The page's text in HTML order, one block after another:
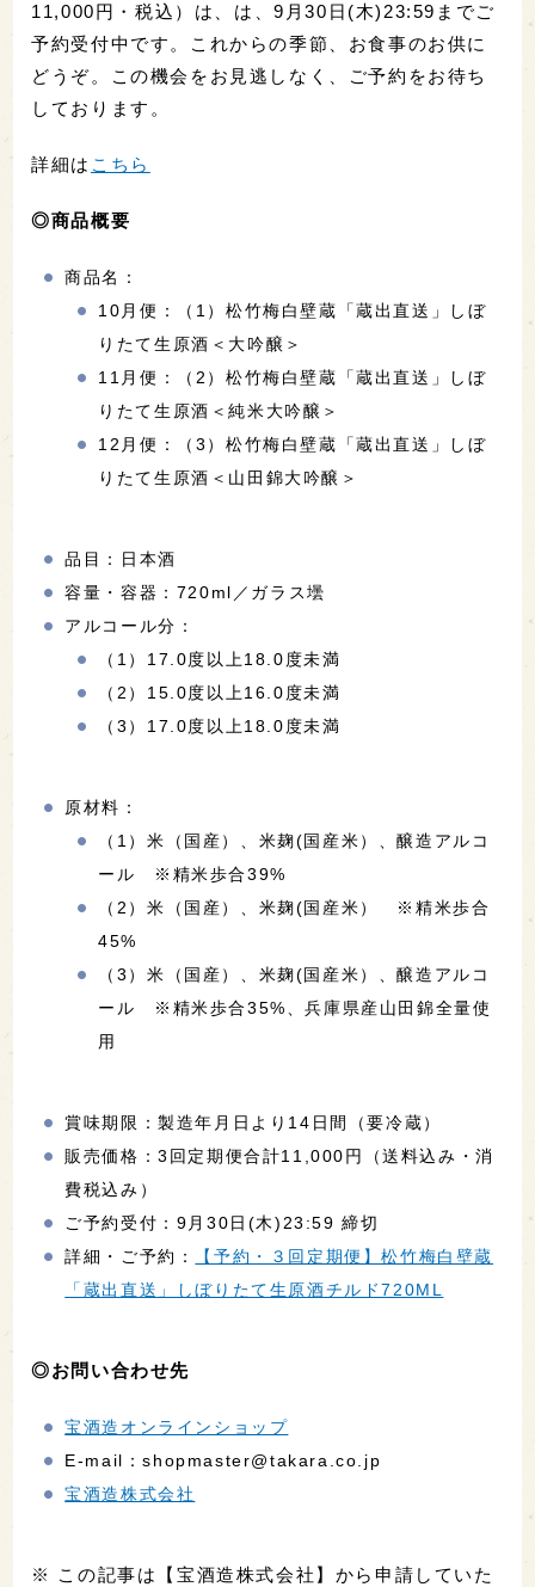
11,000円・税込）は、は、9月30日(木)23:59までご
予約受付中です。これからの季節、お食事のお供に
どうぞ。この機会をお見逃しなく、ご予約をお待ち
しております。
詳細は こちら
◎商品概要
商品名：
10月便：（1）松竹梅白壁蔵「蔵出直送」しぼ
りたて生原酒＜大吟醸＞
11月便：（2）松竹梅白壁蔵「蔵出直送」しぼ
りたて生原酒＜純米大吟醸＞
12月便：（3）松竹梅白壁蔵「蔵出直送」しぼ
りたて生原酒＜山田錦大吟醸＞
品目：日本酒
容量・容器：720ml／ガラス壜
アルコール分：
（1）17.0度以上18.0度未満
（2）15.0度以上16.0度未満
（3）17.0度以上18.0度未満
原材料：
（1）米（国産）、米麹(国産米）、醸造アルコ
ール ※精米歩合39%
（2）米（国産）、米麹(国産米） ※精米歩合
45%
（3）米（国産）、米麹(国産米）、醸造アルコ
ール ※精米歩合35%、兵庫県産山田錦全量使
用
賞味期限：製造年月日より14日間（要冷蔵）
販売価格：3回定期便合計11,000円（送料込み・消
費税込み）
ご予約受付：9月30日(木)23:59 締切
詳細・ご予約：
【予約・３回定期便】松竹梅白壁蔵
「蔵出直送」しぼりたて生原酒チルド720ML
◎お問い合わせ先
宝酒造オンラインショップ
E-mail：shopmaster@takara.co.jp
宝酒造株式会社
※ この記事は【宝酒造株式会社】から申請していた